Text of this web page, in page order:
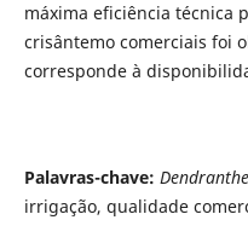
máxima eficiência técnica
crisântemo comerciais foi
corresponde à
Palavras-chave:
irrigação, qualidade